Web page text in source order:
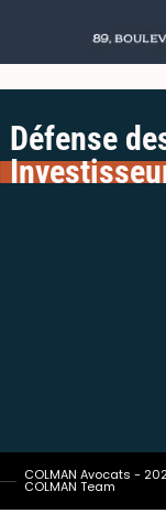
Défense
COLMAN Avocats -
COLMAN Team